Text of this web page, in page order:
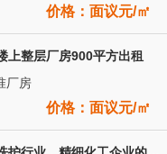
价格：面议元/㎡
上整层厂房900平方出租
厂房
价格：面议元/㎡